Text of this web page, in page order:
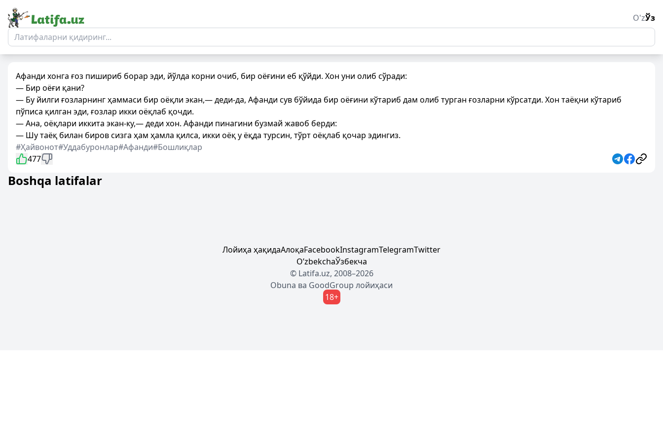
O'zЎз
Афанди хонга ғоз пишириб борар эди, йўлда корни очиб, бир оёғини еб қўйди. Хон уни олиб сўради:
— Бир оёғи қани?
— Бу йилги ғозларнинг ҳаммаси бир оёқли экан,— деди-да, Афанди сув бўйида бир оёғини кўтариб дам олиб турган ғозларни кўрсатди. Хон таёқни кўтариб
пўписа қилган эди, ғозлар икки оёқлаб қочди.
— Ана, оёқлари иккита экан-ку,— деди хон. Афанди пинагини бузмай жавоб берди:
— Шу таёқ билан биров сизга ҳам ҳамла қилса, икки оёқ у ёқда турсин, тўрт оёқлаб қочар эдингиз.
#Ҳайвонот#Уддабуронлар#Афанди#Бошлиқлар
477
Boshqa latifalar
Лойиҳа ҳақидаАлоқаFacebookInstagramTelegramTwitter
OʼzbekchaЎзбекча
© Latifa.uz, 2008–2026
Obuna ва GoodGroup лойиҳаси
18+